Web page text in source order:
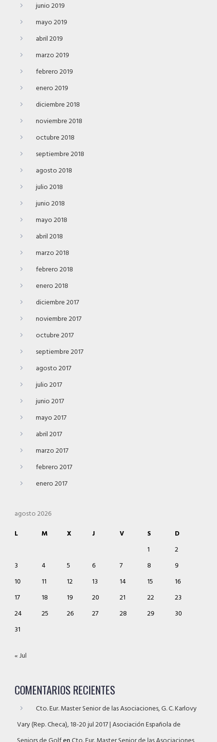
junio 2019
mayo 2019
abril 2019
marzo 2019
febrero 2019
enero 2019
diciembre 2018
noviembre 2018
octubre 2018
septiembre 2018
agosto 2018
julio 2018
junio 2018
mayo 2018
abril 2018
marzo 2018
febrero 2018
enero 2018
diciembre 2017
noviembre 2017
octubre 2017
septiembre 2017
agosto 2017
julio 2017
junio 2017
mayo 2017
abril 2017
marzo 2017
febrero 2017
enero 2017
agosto 2026
L
M X J V S
D
1
2
3
4 5 6 7 8
9
10
11 12 13 14 15
16
17
18 19 20 21 22
23
24
25 26 27 28 29
30
31
« Jul
COMENTARIOS RECIENTES
Cto. Eur. Master Senior de las Asociaciones, G. C. Karlovy
Vary (Rep. Checa), 18-20 jul 2017 | Asociación Española de